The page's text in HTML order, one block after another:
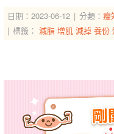
日期：2023-06-12 分類： 瘦
標籤： 減脂 增肌 減掉 養份